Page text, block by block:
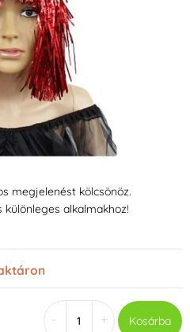
megjelenést kölcsönöz.
különleges alkalmakhoz!
+ Kosárba